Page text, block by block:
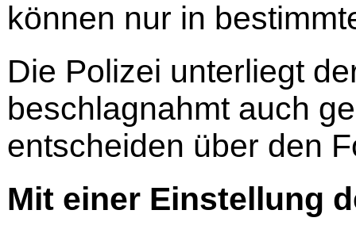
können nur in
Die Polizei unterliegt
beschlagnahmt auch
entscheiden über den
Mit einer Einstellung